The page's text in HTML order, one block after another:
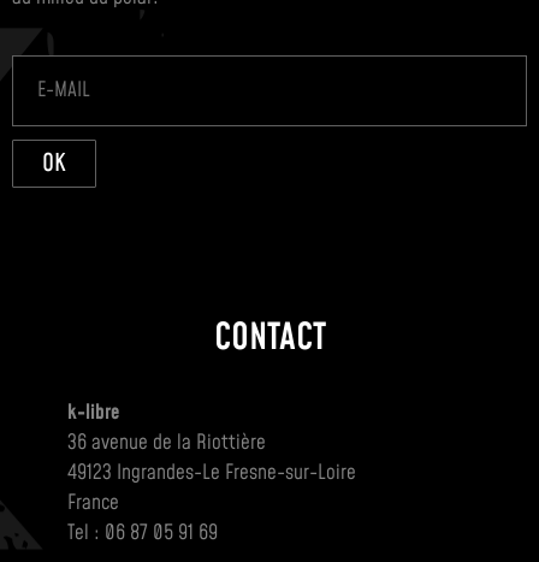
OK
CONTACT
k-libre
36 avenue de la Riottière
49123 Ingrandes-Le Fresne-sur-Loire
France
Tel : 06 87 05 91 69